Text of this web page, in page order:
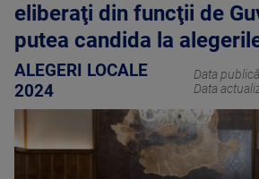
eliberaţi din funcţii de
putea candida la
ALEGERI LOCALE
2024
Data
Data